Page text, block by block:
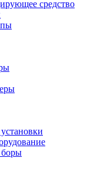
средство
боры